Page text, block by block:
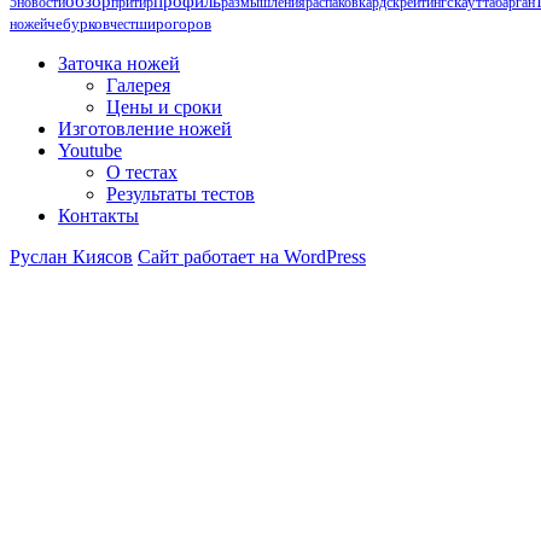
ножейчебурковчестширогоров
Заточка ножей
Галерея
Цены и сроки
Изготовление ножей
Youtube
О тестах
Результаты тестов
Контакты
Руслан Киясов Сайт работает на WordPress